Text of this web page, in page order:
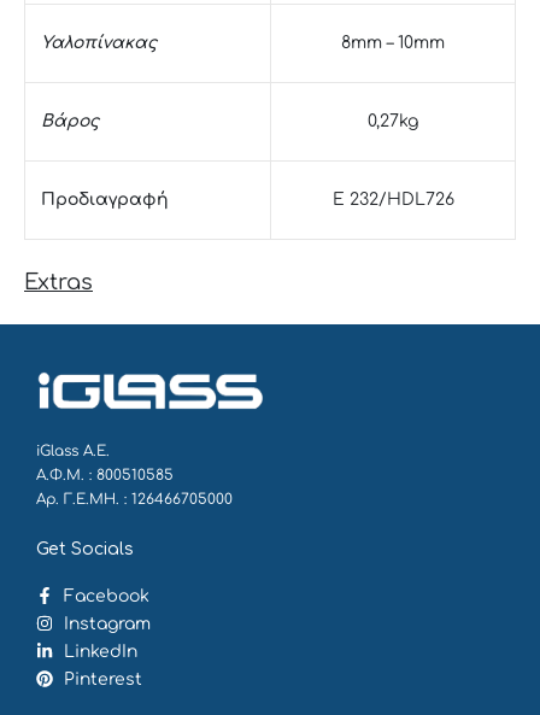
Υαλοπίνακας 8mm – 10mm
Βάρος 0,27kg
Προδιαγραφή E 232/HDL726
Extras
iGlass Α.Ε.
Α.Φ.Μ. : 800510585
Αρ. Γ.Ε.ΜΗ. : 126466705000
Get Socials
Facebook
Instagram
LinkedIn
Pinterest